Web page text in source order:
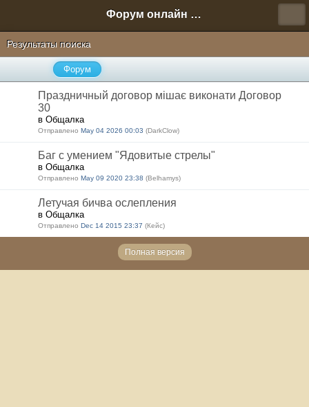
Форум онлайн игры "Новая Эра" (Нюра Биз)
Результаты поиска
Форум
Праздничный договор мішає виконати Договор
30
в Общалка
Отправлено May 04 2026 00:03 (DarkClow)
Баг с умением "Ядовитые стрелы"
в Общалка
Отправлено May 09 2020 23:38 (Belhamys)
Летучая бичва ослепления
в Общалка
Отправлено Dec 14 2015 23:37 (Кейс)
Полная версия